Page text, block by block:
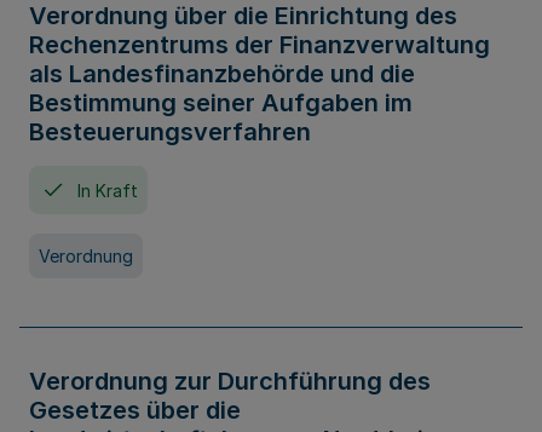
Verordnung über die Einrichtung des
Rechenzentrums der Finanzverwaltung
als Landesfinanzbehörde und die
Bestimmung seiner Aufgaben im
Besteuerungsverfahren
In Kraft
Verordnung
Verordnung zur Durchführung des
Gesetzes über die